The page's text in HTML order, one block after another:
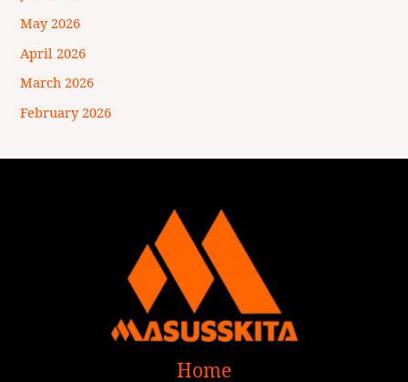
May 2026
April 2026
March 2026
February 2026
Home